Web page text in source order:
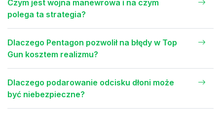
Czym jest wojna manewrowa i na czym
polega ta strategia?
Dlaczego Pentagon pozwolił na błędy w Top
Gun kosztem realizmu?
Dlaczego podarowanie odcisku dłoni może
być niebezpieczne?